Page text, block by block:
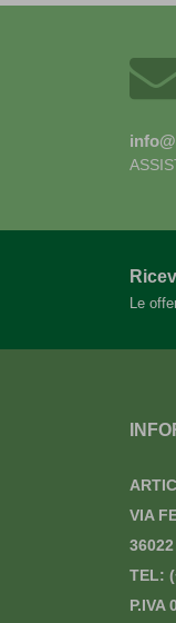
Le
VIA
TEL:
P.IVA